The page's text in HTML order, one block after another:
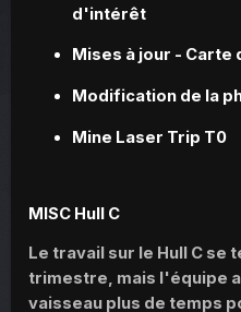
d'intérêt
Mises à jour - Carte
Modification de la
Mine Laser Trip T0
MISC Hull C
Le travail sur le Hull C se
trimestre, mais l'équipe
vaisseau plus de temps